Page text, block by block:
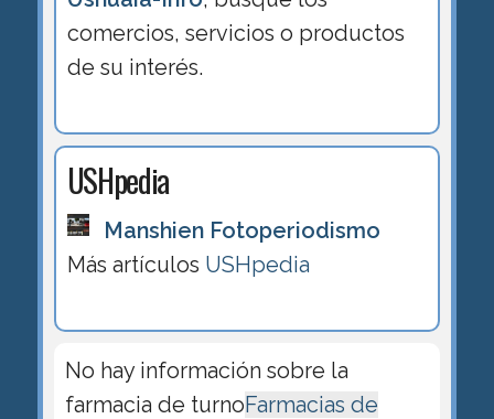
comercios, servicios o productos
de su interés.
USHpedia
Manshien Fotoperiodismo
Más artículos USHpedia
No hay información sobre la
farmacia de turnoFarmacias de